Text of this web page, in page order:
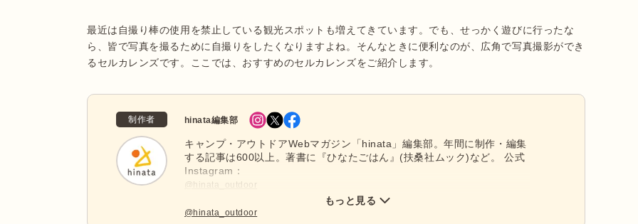
最近は自撮り棒の使用を禁止している観光スポットも増えてきています。でも、せっかく遊びに行ったな
ら、皆で写真を撮るために自撮りをしたくなりますよね。そんなときに便利なのが、広角で写真撮影ができ
るセルカレンズです。ここでは、おすすめのセルカレンズをご紹介します。
制作者 hinata編集部
キャンプ・アウトドアWebマガジン「hinata」編集部。年間に制作・編集
する記事は600以上。著書に『ひなたごはん』(扶桑社ムック)など。 公式
Instagram：
@hinata_outdoor
@hinata_outdoor
もっと見る